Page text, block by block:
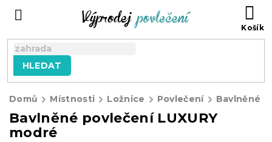
HLEDAT
Domů Místnosti Ložnice Povlečení Bavlněné
Bavlněné povlečení LUXURY
modré